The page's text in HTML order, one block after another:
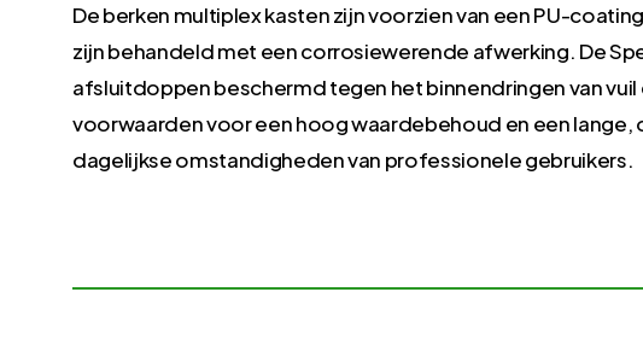
De berken multiplex kasten zijn voorzien van een PU-
zijn behandeld met een corrosiewerende afwerking. De
afsluitdoppen beschermd tegen het binnendringen van vuil
voorwaarden voor een hoog waardebehoud en een lange,
dagelijkse omstandigheden van professionele gebruikers.